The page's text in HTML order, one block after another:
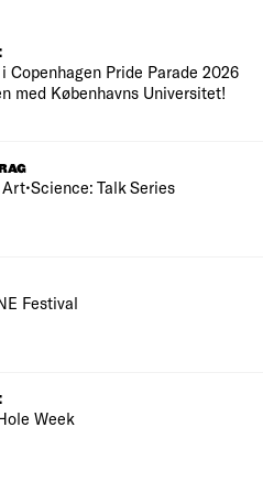
Copenhagen Pride Parade 2026
med Københavns Universitet!
Art•Science: Talk Series
Festival
Week